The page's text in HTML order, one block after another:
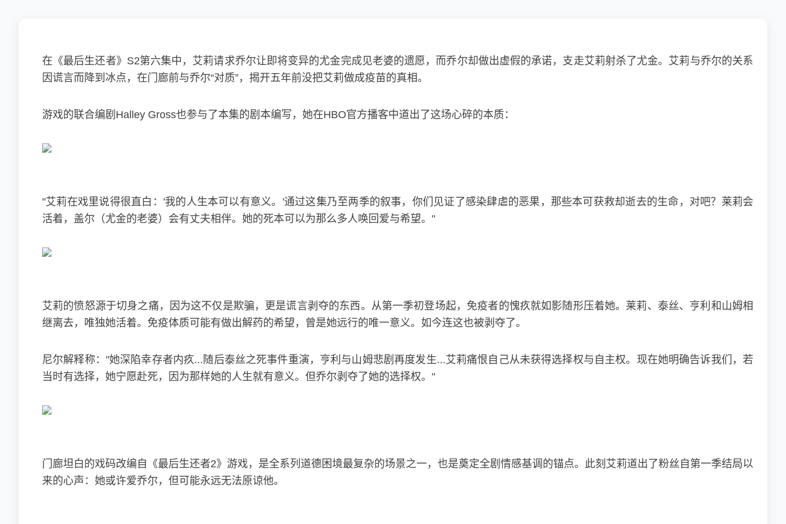
在《最后生还者》S2第六集中，艾莉请求乔尔让即将变异的尤金完成见老婆的遗愿，而乔尔却做出虚假的承诺，支走艾莉射杀了尤金。艾莉与乔尔的关系
因谎言而降到冰点，在门廊前与乔尔“对质”，揭开五年前没把艾莉做成疫苗的真相。
游戏的联合编剧Halley Gross也参与了本集的剧本编写，她在HBO官方播客中道出了这场心碎的本质：
"艾莉在戏里说得很直白：'我的人生本可以有意义。'通过这集乃至两季的叙事，你们见证了感染肆虐的恶果，那些本可获救却逝去的生命，对吧？莱莉会
活着，盖尔（尤金的老婆）会有丈夫相伴。她的死本可以为那么多人唤回爱与希望。"
艾莉的愤怒源于切身之痛，因为这不仅是欺骗，更是谎言剥夺的东西。从第一季初登场起，免疫者的愧疚就如影随形压着她。莱莉、泰丝、亨利和山姆相
继离去，唯独她活着。免疫体质可能有做出解药的希望，曾是她远行的唯一意义。如今连这也被剥夺了。
尼尔解释称："她深陷幸存者内疚...随后泰丝之死事件重演，亨利与山姆悲剧再度发生...艾莉痛恨自己从未获得选择权与自主权。现在她明确告诉我们，若
当时有选择，她宁愿赴死，因为那样她的人生就有意义。但乔尔剥夺了她的选择权。"
门廊坦白的戏码改编自《最后生还者2》游戏，是全系列道德困境最复杂的场景之一，也是奠定全剧情感基调的锚点。此刻艾莉道出了粉丝自第一季结局以
来的心声：她或许爱乔尔，但可能永远无法原谅他。